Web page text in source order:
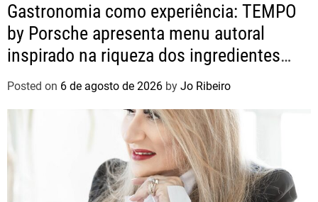
Gastronomia como experiência: TEMPO
by Porsche apresenta menu autoral
inspirado na riqueza dos ingredientes
brasileiros
Posted on 6 de agosto de 2026 by Jo Ribeiro